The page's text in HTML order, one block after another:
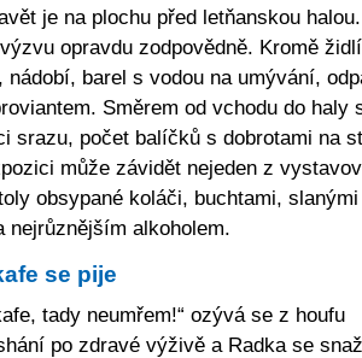
je na plochu před letňanskou
opravdu zodpovědně. Kromě
barel s vodou na umývání,
Směrem od vchodu do haly
srazu, počet balíčků s dobrotami na
může závidět nejeden z
obsypané koláči, buchtami, slanými
nejrůznějším alkoholem.
se pije
tady neumřem!“ ozývá se z houfu
po zdravé výživě a Radka se